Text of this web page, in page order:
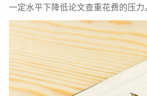
一定水平下降低论文查重花费的压力